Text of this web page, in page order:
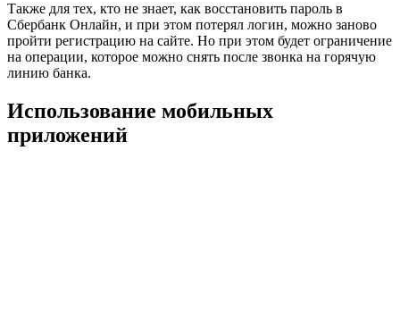
Также для тех, кто не знает, как восстановить пароль в
Сбербанк Онлайн, и при этом потерял логин, можно заново
пройти регистрацию на сайте. Но при этом будет ограничение
на операции, которое можно снять после звонка на горячую
линию банка.
Использование мобильных
приложений